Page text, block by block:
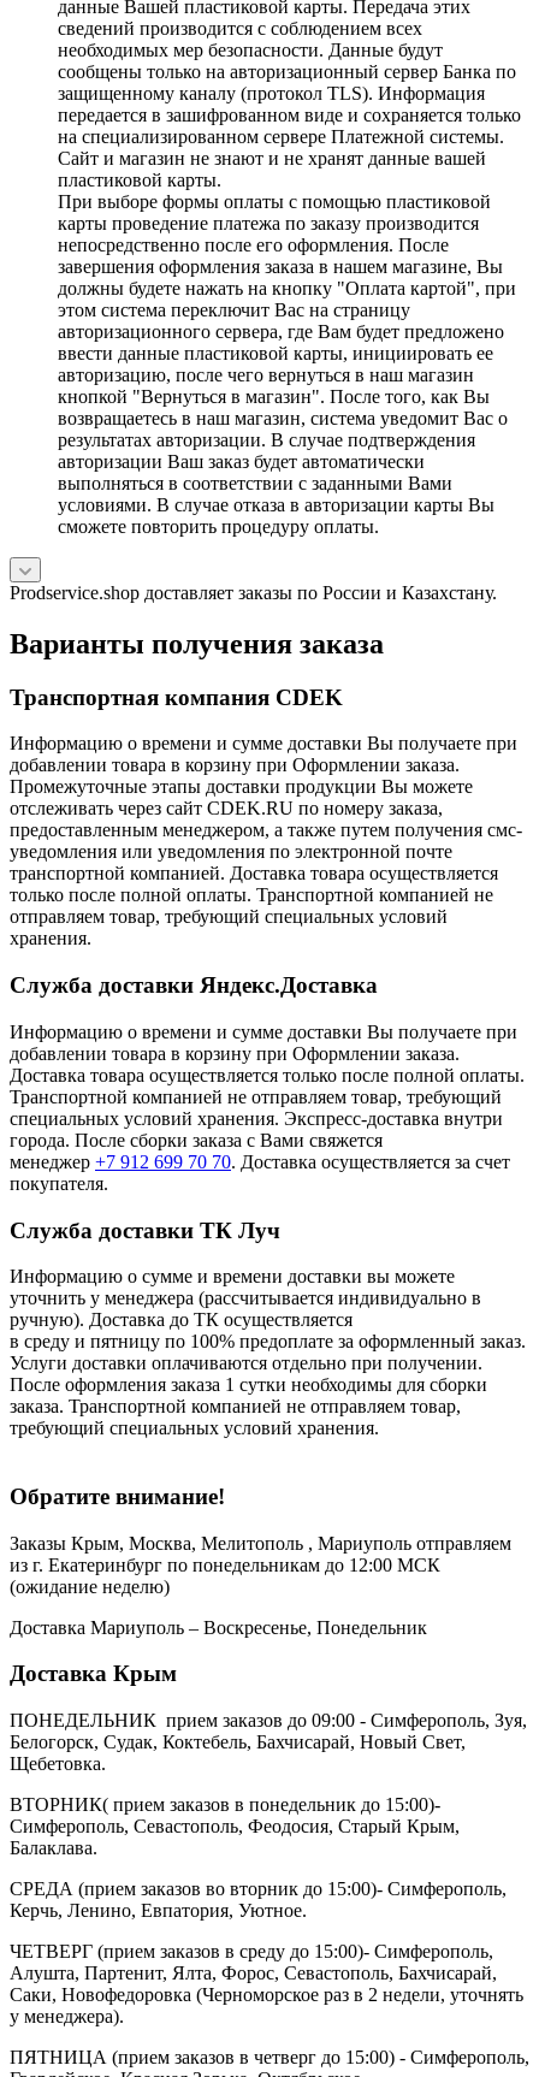
данные Вашей пластиковой карты. Передача этих
сведений производится с соблюдением всех
необходимых мер безопасности. Данные будут
сообщены только на авторизационный сервер Банка по
защищенному каналу (протокол TLS). Информация
передается в зашифрованном виде и сохраняется только
на специализированном сервере Платежной системы.
Сайт и магазин не знают и не хранят данные вашей
пластиковой карты.
При выборе формы оплаты с помощью пластиковой
карты проведение платежа по заказу производится
непосредственно после его оформления. После
завершения оформления заказа в нашем магазине, Вы
должны будете нажать на кнопку "Оплата картой", при
этом система переключит Вас на страницу
авторизационного сервера, где Вам будет предложено
ввести данные пластиковой карты, инициировать ее
авторизацию, после чего вернуться в наш магазин
кнопкой "Вернуться в магазин". После того, как Вы
возвращаетесь в наш магазин, система уведомит Вас о
результатах авторизации. В случае подтверждения
авторизации Ваш заказ будет автоматически
выполняться в соответствии с заданными Вами
условиями. В случае отказа в авторизации карты Вы
сможете повторить процедуру оплаты.
Prodservice.shop доставляет заказы по России и Казахстану.
Варианты получения заказа
Транспортная компания CDEK
Информацию о времени и сумме доставки Вы получаете при
добавлении товара в корзину при Оформлении заказа.
Промежуточные этапы доставки продукции Вы можете
отслеживать через сайт CDEK.RU по номеру заказа,
предоставленным менеджером, а также путем получения смс-
уведомления или уведомления по электронной почте
транспортной компанией. Доставка товара осуществляется
только после полной оплаты. Транспортной компанией не
отправляем товар, требующий специальных условий
хранения.
Служба доставки Яндекс.Доставка
Информацию о времени и сумме доставки Вы получаете при
добавлении товара в корзину при Оформлении заказа.
Доставка товара осуществляется только после полной оплаты.
Транспортной компанией не отправляем товар, требующий
специальных условий хранения. Экспресс-доставка внутри
города. После сборки заказа с Вами свяжется
менеджер +7 912 699 70 70. Доставка осуществляется за счет
покупателя.
Служба доставки ТК Луч
Информацию о сумме и времени доставки вы можете
уточнить у менеджера (рассчитывается индивидуально в
ручную). Доставка до ТК осуществляется
в среду и пятницу по 100% предоплате за оформленный заказ.
Услуги доставки оплачиваются отдельно при получении.
После оформления заказа 1 сутки необходимы для сборки
заказа. Транспортной компанией не отправляем товар,
требующий специальных условий хранения.
Обратите внимание!
Заказы Крым, Москва, Мелитополь , Мариуполь отправляем
из г. Екатеринбург по понедельникам до 12:00 МСК
(ожидание неделю)
Доставка Мариуполь – Воскресенье, Понедельник
Доставка Крым
ПОНЕДЕЛЬНИК прием заказов до 09:00 - Симферополь, Зуя,
Белогорск, Судак, Коктебель, Бахчисарай, Новый Свет,
Щебетовка.
ВТОРНИК( прием заказов в понедельник до 15:00)-
Симферополь, Севастополь, Феодосия, Старый Крым,
Балаклава.
СРЕДА (прием заказов во вторник до 15:00)- Симферополь,
Керчь, Ленино, Евпатория, Уютное.
ЧЕТВЕРГ (прием заказов в среду до 15:00)- Симферополь,
Алушта, Партенит, Ялта, Форос, Севастополь, Бахчисарай,
Саки, Новофедоровка (Черноморское раз в 2 недели, уточнять
у менеджера).
ПЯТНИЦА (прием заказов в четверг до 15:00) - Симферополь,